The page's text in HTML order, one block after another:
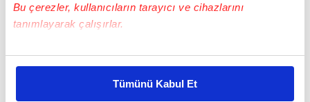
Bu çerezler, kullanıcıların tarayıcı ve cihazlarını
tanımlayarak çalışırlar.
Bu çerezlere izin vermeniz halinde sizlere özel
daha iyi reklam deneyimi yaşatabiliriz. Bunu yaparken
Tümünü Kabul Et
belediyede işinin halledilmesi karşılığı esnaf
K.K.'den 80 bin TL istediği iddiasıyla gözaltına